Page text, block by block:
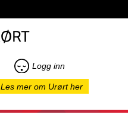
Logg inn
Les mer om Urørt her